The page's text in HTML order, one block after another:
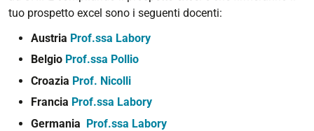
tuo prospetto excel sono i seguenti docenti:
Austria Prof.ssa Labory
Belgio Prof.ssa Pollio
Croazia Prof. Nicolli
Francia Prof.ssa Labory
Germania Prof.ssa Labory